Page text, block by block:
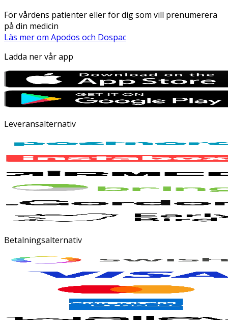
För vårdens patienter eller för dig som vill prenumerera
på din medicin
Läs mer om Apodos och Dospac
Ladda ner vår app
Leveransalternativ
Betalningsalternativ